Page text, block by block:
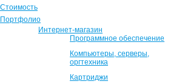
Стоимость
Портфолио
Интернет-магазин
Программное обеспечение
Компьютеры, серверы,
оргтехника
Картриджи